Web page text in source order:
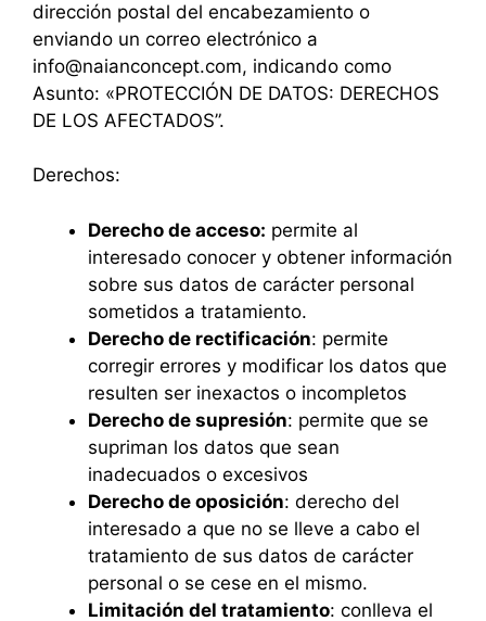
dirección postal del encabezamiento o
enviando un correo electrónico a
info@naianconcept.com, indicando como
Asunto: «PROTECCIÓN DE DATOS: DERECHOS
DE LOS AFECTADOS”.
Derechos:
Derecho de acceso: permite al
interesado conocer y obtener información
sobre sus datos de carácter personal
sometidos a tratamiento.
Derecho de rectificación: permite
corregir errores y modificar los datos que
resulten ser inexactos o incompletos
Derecho de supresión: permite que se
supriman los datos que sean
inadecuados o excesivos
Derecho de oposición: derecho del
interesado a que no se lleve a cabo el
tratamiento de sus datos de carácter
personal o se cese en el mismo.
Limitación del tratamiento: conlleva el